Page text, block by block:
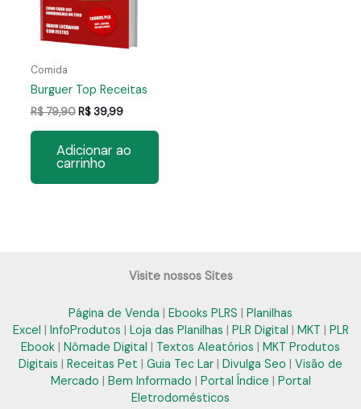
Comida
Burguer Top Receitas
R$79,90 O
era:
R$ 79,90.
R$39,99O
é:
Adicionar ao
carrinho
Visite nossos Sites
Página de Venda | Ebooks PLRS | Planilhas
Excel | InfoProdutos | Loja das Planilhas | PLR Digital | MKT | PLR
Ebook | Nômade Digital | Textos Aleatórios | MKT Produtos
Digitais | Receitas Pet | Guia Tec Lar | Divulga Seo | Visão de
Mercado | Bem Informado | Portal Índice | Portal
Eletrodomésticos